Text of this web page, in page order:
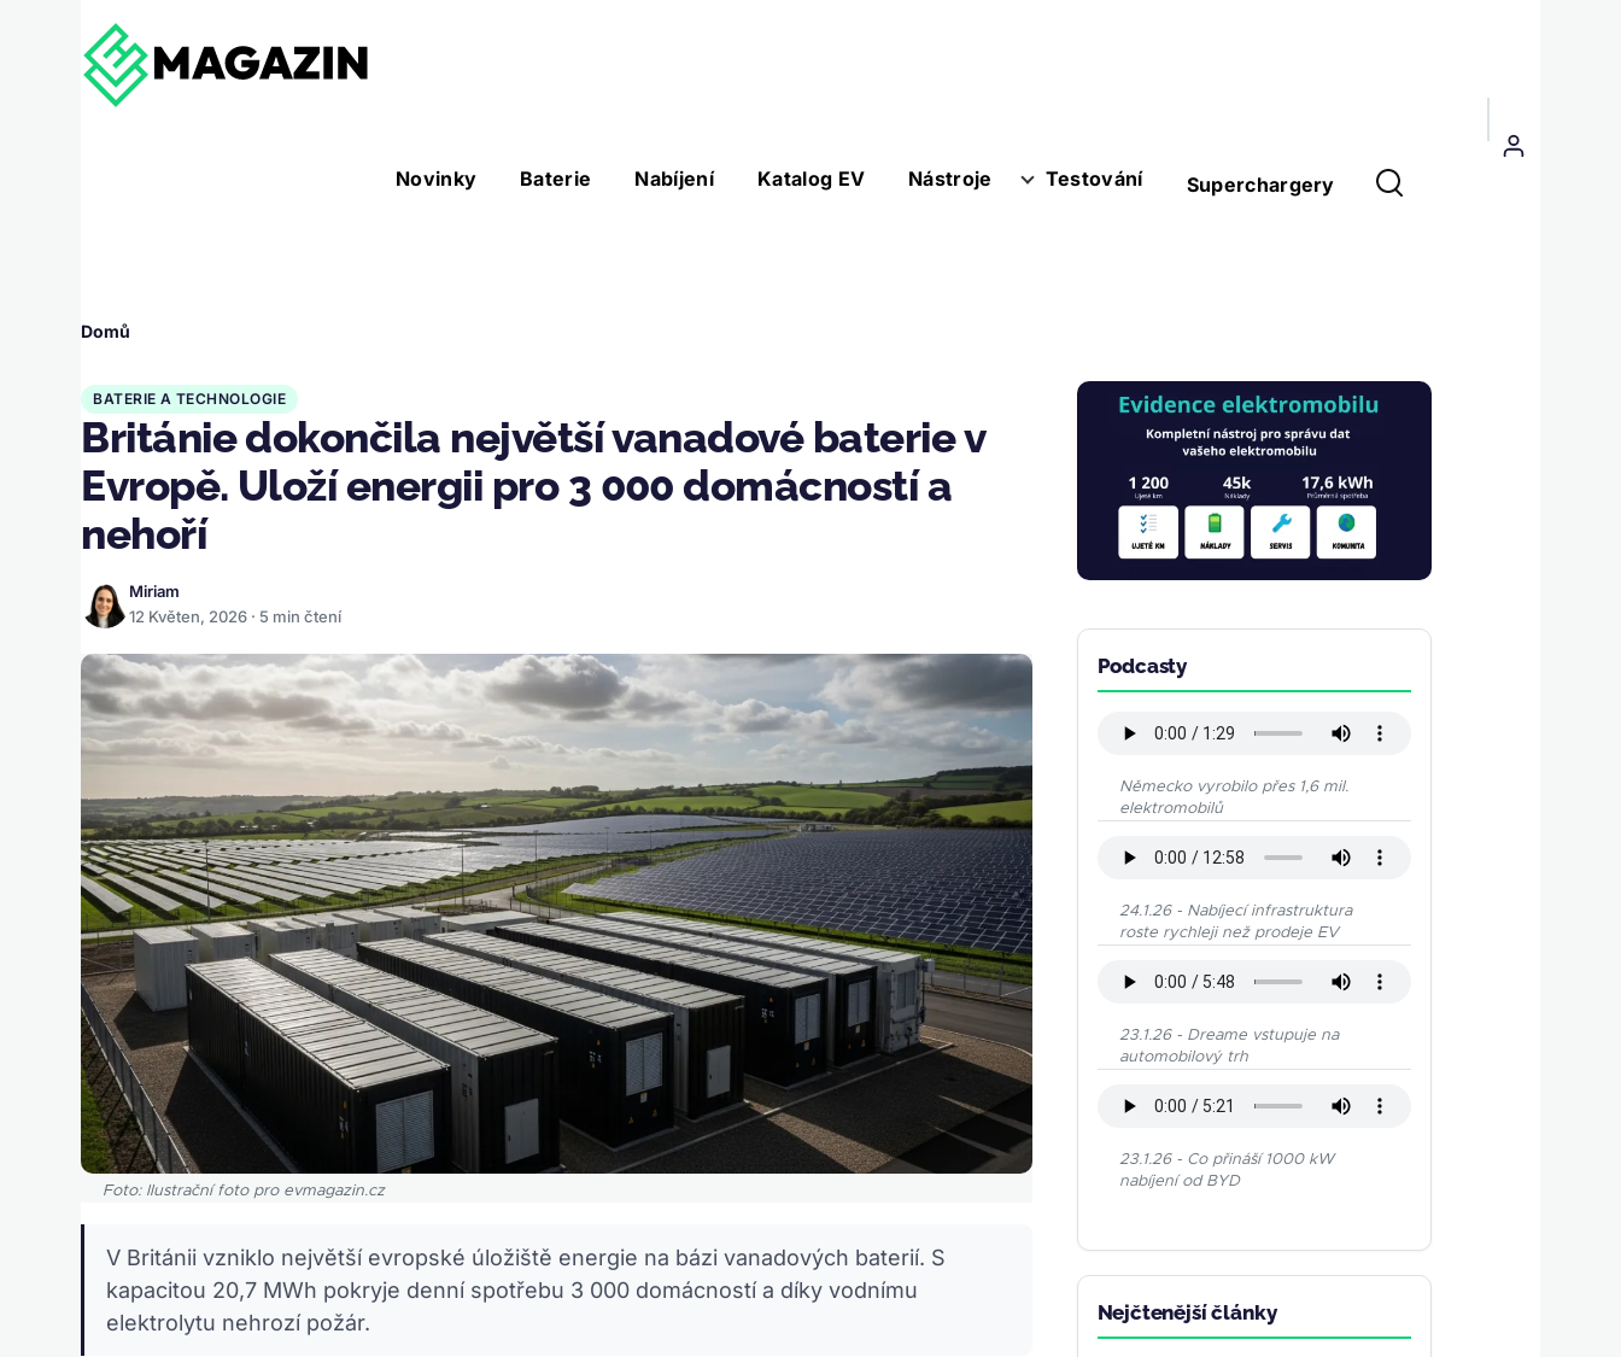
Hlavní
Novinky Baterie Nabíjení Katalog EV Nástroje
Nástroje sub-navigation Testování Superchargery
Menu
uživatelského
Drobečková
navigace
Domů
BATERIE A TECHNOLOGIE
Británie dokončila největší vanadové baterie v
Evropě. Uloží energii pro 3 000 domácností a
nehoří
Miriam
12 Květen, 2026 · 5 min čtení
Foto: Ilustrační foto pro evmagazin.cz
V Británii vzniklo největší evropské úložiště energie na bázi vanadových baterií. S
kapacitou 20,7 MWh pokryje denní spotřebu 3 000 domácností a díky vodnímu
elektrolytu nehrozí požár.
Obrázek
Podcasty
Německo vyrobilo přes 1,6 mil.
elektromobilů
24.1.26 - Nabíjecí infrastruktura
roste rychleji než prodeje EV
23.1.26 - Dreame vstupuje na
automobilový trh
23.1.26 - Co přináší 1000 kW
nabíjení od BYD
Nejčtenější články